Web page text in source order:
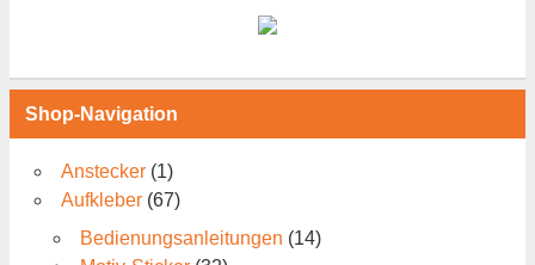
Shop-Navigation
Anstecker (1)
Aufkleber (67)
Bedienungsanleitungen (14)